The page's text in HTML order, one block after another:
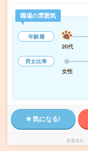
職場の雰囲気
年齢層
20代
男女比率
女性
気になる!
派遣会社